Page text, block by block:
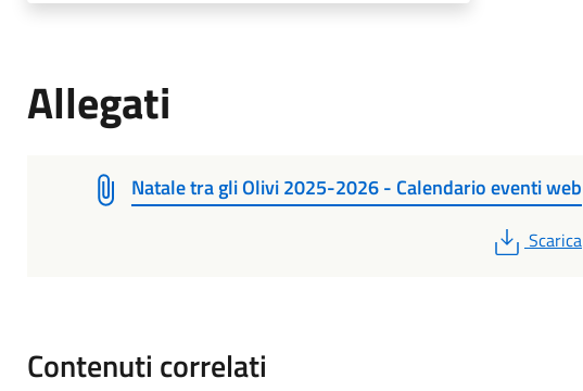
Allegati
Natale tra gli Olivi 2025-2026 - Calendario eventi web
PDF
Scarica
Contenuti correlati